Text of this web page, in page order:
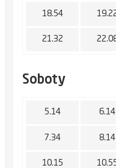
18.54
21.32
Soboty
5.14 6.14
7.34 8.14
10.15